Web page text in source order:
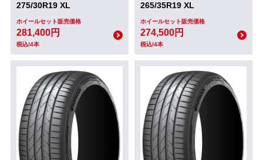
275/30R19 XL
ホイールセット販売価格
281,400円
税込/4本
265/35R19 XL
ホイールセット販売価格
274,500円
税込/4本